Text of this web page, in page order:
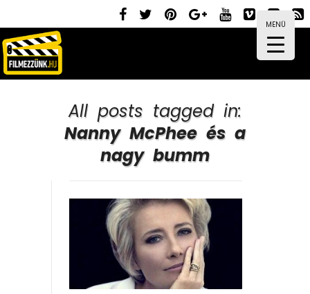
MENÜ
All posts tagged in:
Nanny McPhee és a
nagy bumm